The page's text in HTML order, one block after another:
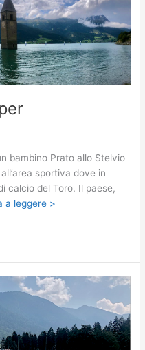
bambino Prato allo Stelvio
sportiva dove in
calcio del Toro. Il paese,
a leggere >